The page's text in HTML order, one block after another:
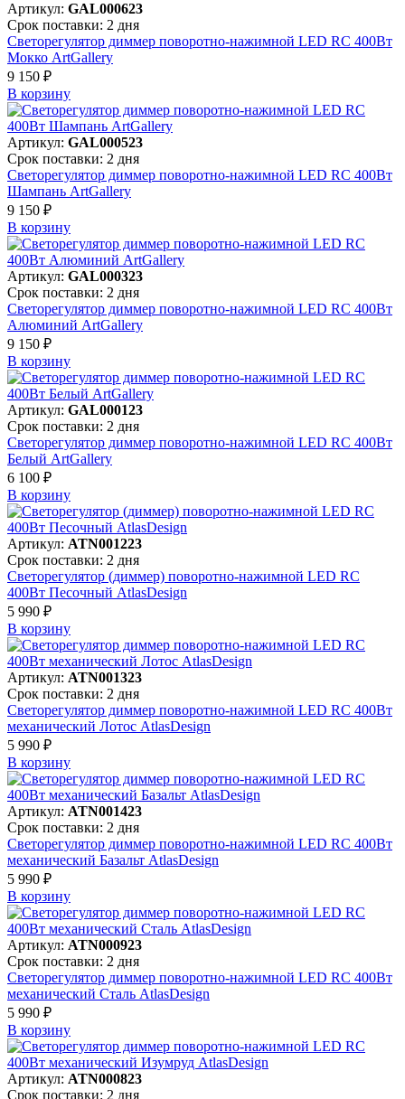
Артикул: GAL000623
Срок поставки: 2 дня
Светорегулятор диммер поворотно-нажимной LED RC 400Вт
Мокко ArtGallery
9 150 ₽
В корзинy
Артикул: GAL000523
Срок поставки: 2 дня
Светорегулятор диммер поворотно-нажимной LED RC 400Вт
Шампань ArtGallery
9 150 ₽
В корзинy
Артикул: GAL000323
Срок поставки: 2 дня
Светорегулятор диммер поворотно-нажимной LED RC 400Вт
Алюминий ArtGallery
9 150 ₽
В корзинy
Артикул: GAL000123
Срок поставки: 2 дня
Светорегулятор диммер поворотно-нажимной LED RC 400Вт
Белый ArtGallery
6 100 ₽
В корзинy
Артикул: ATN001223
Срок поставки: 2 дня
Светорегулятор (диммер) поворотно-нажимной LED RC
400Вт Песочный AtlasDesign
5 990 ₽
В корзинy
Артикул: ATN001323
Срок поставки: 2 дня
Светорегулятор диммер поворотно-нажимной LED RC 400Вт
механический Лотос AtlasDesign
5 990 ₽
В корзинy
Артикул: ATN001423
Срок поставки: 2 дня
Светорегулятор диммер поворотно-нажимной LED RC 400Вт
механический Базальт AtlasDesign
5 990 ₽
В корзинy
Артикул: ATN000923
Срок поставки: 2 дня
Светорегулятор диммер поворотно-нажимной LED RC 400Вт
механический Сталь AtlasDesign
5 990 ₽
В корзинy
Артикул: ATN000823
Срок поставки: 2 дня